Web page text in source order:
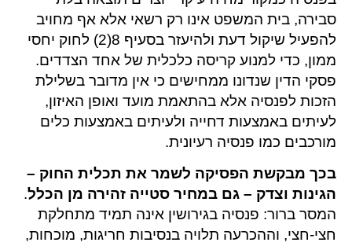
סבירה, בית המשפט אינו רק רשאי אלא אף מחויב
להפעיל שיקול דעת ולהיעזר בסעיף 8(2) לחוק יחסי
ממון, כדי למנוע קריסה כלכלית של אחד הצדדים.
פסקי הדין שנדונו ממחישים כי אין מדובר בשלילת
הזכות לפנסיה אלא בהתאמת מועד ואופן האיזון,
לעיתים באמצעות דחייה ולעיתים באמצעות כלים
מורכבים כמו פנסיה רעיונית.
בכך מבקשת הפסיקה לשמר את תכלית החוק –
הגינות וצדק – גם במחיר סטייה זהירה מן הכלל.
המסר ברור: פנסיה בגירושין אינה תמיד מתחלקת
חצי-חצי, וההכרעה תלויה בנסיבות חריגות, מוכחות,